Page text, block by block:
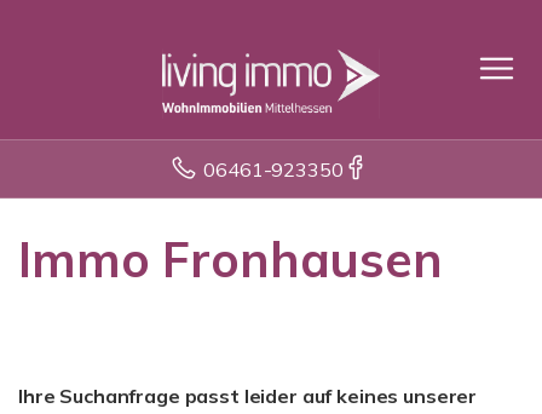
06461-923350
Immo Fronhausen
Ihre Suchanfrage passt leider auf keines unserer